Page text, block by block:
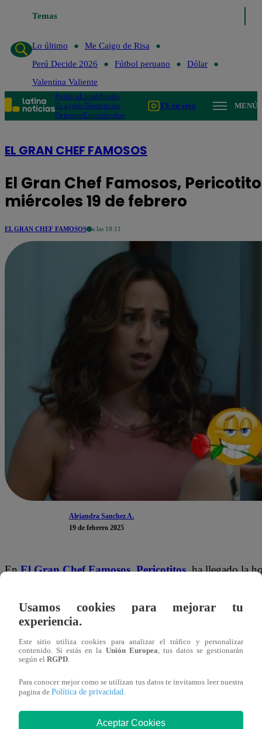
Temas
Lo último
Me Caigo de Risa
Perú Decide 2026
Fútbol peruano
Dólar
Valentina Valiente
PolíticaLimaMundo
Te ayudoTendencias
DeportesEspectáculos
TV en vivo MENÚ
EL GRAN CHEF FAMOSOS
El Gran Chef Famosos,
miércoles 19 de febrero
EL GRAN CHEF FAMOSOS a las 18:11
Alejandra Sanchez A.
19 de febrero 2025
En El Gran Chef Famosos,Pericotitos, ha llegado la
respuesta y da
clicen ella para participar. Recuerda que
Mira AQUÍ el nuevo episodio de “El
EN VIVO vía señal de Latina
Usamos cookies para mejorar tu
experiencia.
Este sitio utiliza cookies para analizar el tráfico y personalizar
contenido. Si estás en la Unión Europea, tus datos se gestionarán
según el RGPD.
Para conocer mejor como se utilizan tus datos te invitamos leer nuestra
pagina de Política de privacidad.
Aceptar Cookies